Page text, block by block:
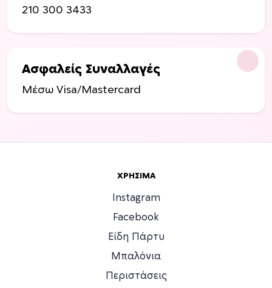
210 300 3433
Ασφαλείς Συναλλαγές
Μέσω Visa/Mastercard
ΧΡΉΣΙΜΑ
Instagram
Facebook
Είδη Πάρτυ
Μπαλόνια
Περιστάσεις